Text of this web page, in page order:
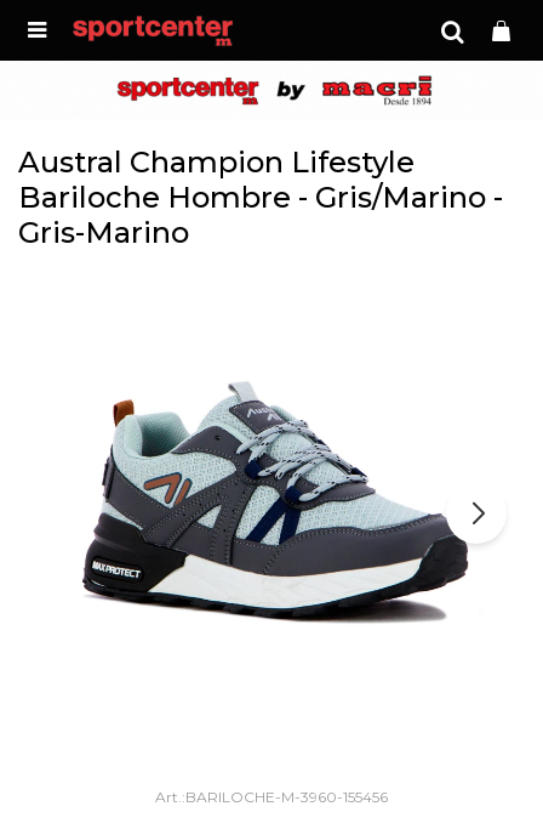

Austral Champion Lifestyle
Bariloche Hombre - Gris/Marino -
Gris-Marino
BARILOCHE-M-3960-155456